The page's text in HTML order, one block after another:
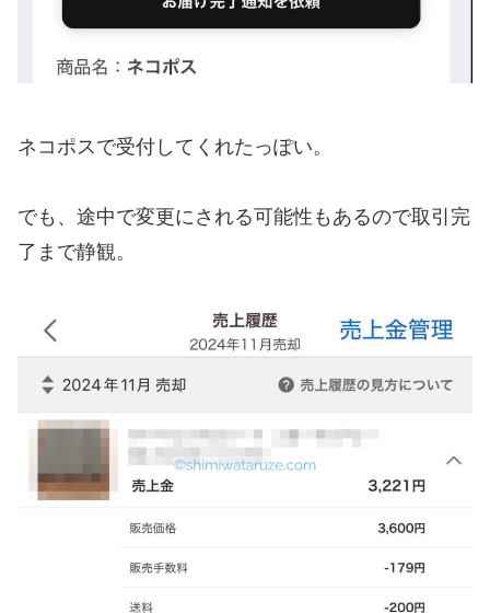
ネコポスで受付してくれたっぽい。
でも、途中で変更にされる可能性もあるので取引完
了まで静観。